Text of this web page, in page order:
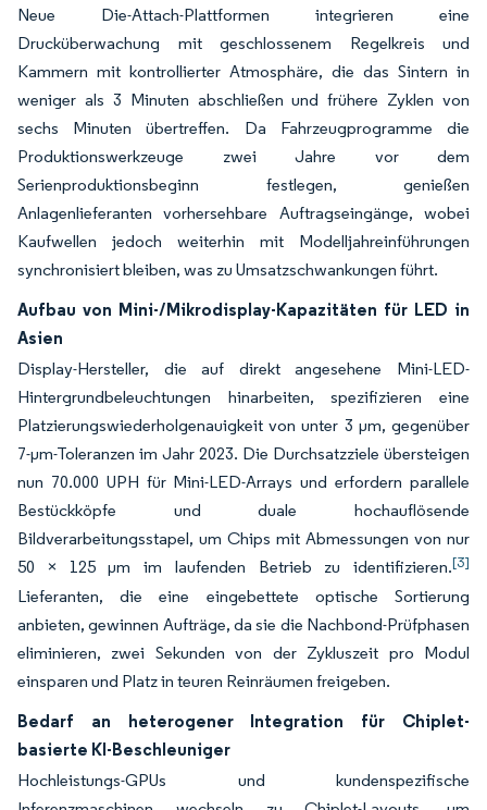
Neue Die-Attach-Plattformen integrieren eine
Drucküberwachung mit geschlossenem Regelkreis und
Kammern mit kontrollierter Atmosphäre, die das Sintern in
weniger als 3 Minuten abschließen und frühere Zyklen von
sechs Minuten übertreffen. Da Fahrzeugprogramme die
Produktionswerkzeuge zwei Jahre vor dem
Serienproduktionsbeginn festlegen, genießen
Anlagenlieferanten vorhersehbare Auftragseingänge, wobei
Kaufwellen jedoch weiterhin mit Modelljahreinführungen
synchronisiert bleiben, was zu Umsatzschwankungen führt.
Aufbau von Mini-/Mikrodisplay-Kapazitäten für LED in
Asien
Display-Hersteller, die auf direkt angesehene Mini-LED-
Hintergrundbeleuchtungen hinarbeiten, spezifizieren eine
Platzierungswiederholgenauigkeit von unter 3 µm, gegenüber
7-µm-Toleranzen im Jahr 2023. Die Durchsatzziele übersteigen
nun 70.000 UPH für Mini-LED-Arrays und erfordern parallele
Bestückköpfe und duale hochauflösende
Bildverarbeitungsstapel, um Chips mit Abmessungen von nur
50 × 125 µm im laufenden Betrieb zu identifizieren.[3]
Lieferanten, die eine eingebettete optische Sortierung
anbieten, gewinnen Aufträge, da sie die Nachbond-Prüfphasen
eliminieren, zwei Sekunden von der Zykluszeit pro Modul
einsparen und Platz in teuren Reinräumen freigeben.
Bedarf an heterogener Integration für Chiplet-
basierte KI-Beschleuniger
Hochleistungs-GPUs und kundenspezifische